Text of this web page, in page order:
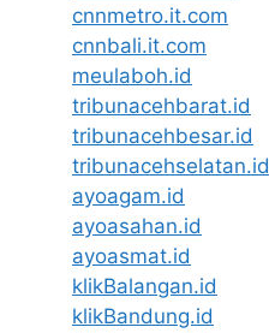
cnnmetro.it.com
cnnbali.it.com
meulaboh.id
tribunacehbarat.id
tribunacehbesar.id
tribunacehselatan.id
ayoagam.id
ayoasahan.id
ayoasmat.id
klikBalangan.id
klikBandung.id